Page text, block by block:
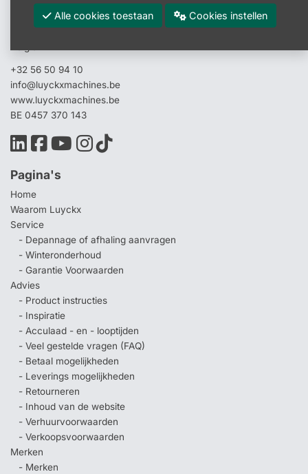
Roeselarestraat 4A
+32 56 50 94 10
info@luyckxmachines.be
www.luyckxmachines.be
BE 0457 370 143
Pagina's
Home
Waarom Luyckx
Service
- Depannage of afhaling aanvragen
- Winteronderhoud
- Garantie Voorwaarden
Advies
- Product instructies
- Inspiratie
- Acculaad - en - looptijden
- Veel gestelde vragen (FAQ)
- Betaal mogelijkheden
- Leverings mogelijkheden
- Retourneren
- Inhoud van de website
- Verhuurvoorwaarden
- Verkoopsvoorwaarden
Merken
- Merken
Alle cookies toestaan Cookies instellen